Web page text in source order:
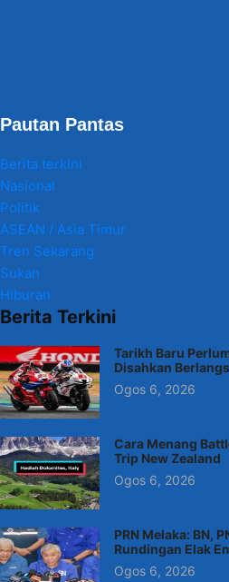
Pautan Pantas
Berita terkini
Nasional
Politik
ASEAN / Asia Timur
Tren Sekarang
Sukan
Hiburan
Berita Terkini
Tarikh Baru
Disahkan
Ogos 6, 2026
Cara Menang
Trip New Zealand
Ogos 6, 2026
PRN Melaka: BN,
Rundingan Elak
Ogos 6, 2026